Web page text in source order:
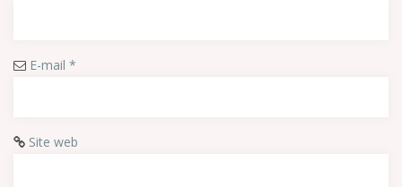
E-mail *
Site web